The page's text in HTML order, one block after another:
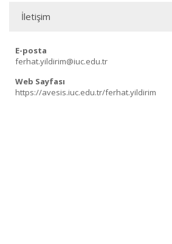
İletişim
E-posta
ferhat.yildirim@iuc.edu.tr
Web Sayfası
https://avesis.iuc.edu.tr/ferhat.yildirim